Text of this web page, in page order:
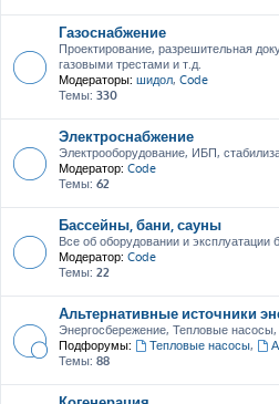
Газоснабжение
Проектирование, разрешительная
газовыми трестами и т.д.
Модераторы: шидол, Code
Темы: 330
Электроснабжение
Электрооборудование, ИБП,
Модератор: Code
Темы: 62
Бассейны, бани, сауны
Все об оборудовании и эксплуатации
Модератор: Code
Темы: 22
Альтернативные источники
Энергосбережение, Тепловые насосы,
Подфорумы:
Тепловые насосы,
Темы: 88